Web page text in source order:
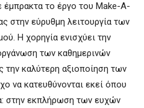
έμπρακτα το έργο του Make-A-
στην εύρυθμη λειτουργία των
Η χορηγία ενισχύει την
των καθημερινών
την καλύτερη αξιοποίηση των
να κατευθύνονται εκεί όπου
στην εκπλήρωση των ευχών